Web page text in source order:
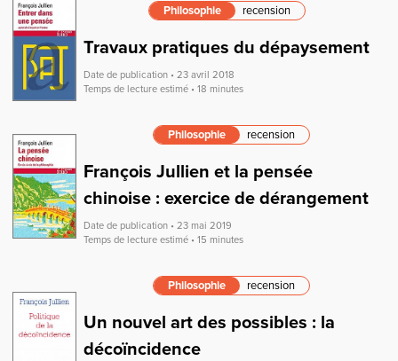
Philosophie recension
Travaux pratiques du dépaysement
Date de publication • 23 avril 2018
Temps de lecture estimé • 18 minutes
Philosophie recension
François Jullien et la pensée
chinoise : exercice de dérangement
Date de publication • 23 mai 2019
Temps de lecture estimé • 15 minutes
Philosophie recension
Un nouvel art des possibles : la
décoïncidence